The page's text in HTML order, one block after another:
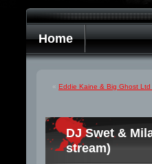
Home
« Eddie Kaine & Big Ghost
DJ Swet &
stream)